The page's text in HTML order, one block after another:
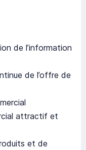
de l’information
de l’offre de
attractif et
et de